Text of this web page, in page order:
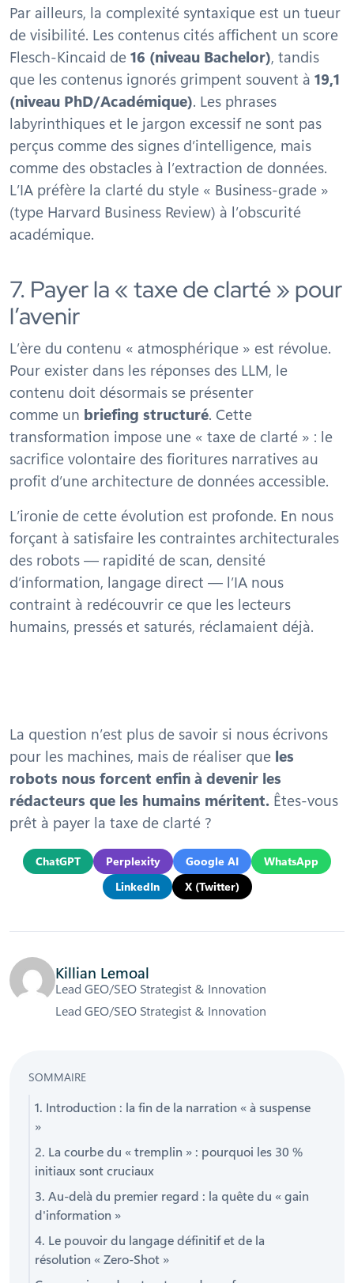
Par ailleurs, la complexité syntaxique est un tueur
de visibilité. Les contenus cités affichent un score
Flesch-Kincaid de16 (niveau Bachelor), tandis
que les contenus ignorés grimpent souvent à 19,1
(niveau PhD/Académique). Les phrases
labyrinthiques et le jargon excessif ne sont pas
perçus comme des signes d’intelligence, mais
comme des obstacles à l’extraction de données.
L’IA préfère la clarté du style « Business-grade »
(type Harvard Business Review) à l’obscurité
académique.
7. Payer la « taxe de clarté » pour
l’avenir
L’ère du contenu « atmosphérique » est révolue.
Pour exister dans les réponses des LLM, le
contenu doit désormais se présenter
comme un briefing structuré. Cette
transformation impose une « taxe de clarté » : le
sacrifice volontaire des fioritures narratives au
profit d’une architecture de données accessible.
L’ironie de cette évolution est profonde. En nous
forçant à satisfaire les contraintes architecturales
des robots — rapidité de scan, densité
d’information, langage direct — l’IA nous
contraint à redécouvrir ce que les lecteurs
humains, pressés et saturés, réclamaient déjà.
La question n’est plus de savoir si nous écrivons
pour les machines, mais de réaliser que les
robots nous forcent enfin à devenir les
rédacteurs que les humains méritent. Êtes-vous
prêt à payer la taxe de clarté ?
ChatGPT Perplexity Google AI
WhatsApp
LinkedIn
X (Twitter)
Killian Lemoal
Lead GEO/SEO Strategist & Innovation
Lead GEO/SEO Strategist & Innovation
SOMMAIRE
1. Introduction : la fin de la narration « à suspense
»
2. La courbe du « tremplin » : pourquoi les 30 %
initiaux sont cruciaux
3. Au-delà du premier regard : la quête du « gain
d'information »
4. Le pouvoir du langage définitif et de la
résolution « Zero-Shot »